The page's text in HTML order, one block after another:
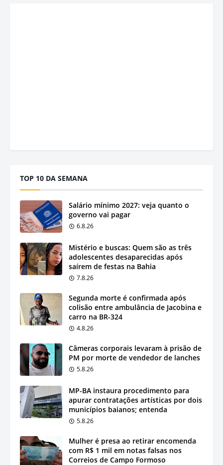
TOP 10 DA SEMANA
Salário mínimo 2027: veja quanto o
governo vai pagar
6.8.26
Mistério e buscas: Quem são as três
adolescentes desaparecidas após
saírem de festas na Bahia
7.8.26
Segunda morte é confirmada após
colisão entre ambulância de Jacobina e
carro na BR-324
4.8.26
Câmeras corporais levaram à prisão de
PM por morte de vendedor de lanches
5.8.26
MP-BA instaura procedimento para
apurar contratações artísticas por dois
municípios baianos; entenda
5.8.26
Mulher é presa ao retirar encomenda
com R$ 1 mil em notas falsas nos
Correios de Campo Formoso